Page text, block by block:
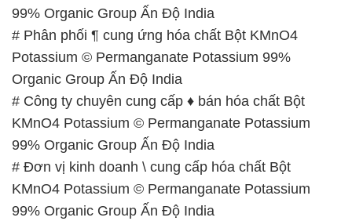
99% Organic Group Ấn Độ India
# Phân phối ¶ cung ứng hóa chất Bột KMnO4
Potassium © Permanganate Potassium 99%
Organic Group Ấn Độ India
# Công ty chuyên cung cấp ♦ bán hóa chất Bột
KMnO4 Potassium © Permanganate Potassium
99% Organic Group Ấn Độ India
# Đơn vị kinh doanh \ cung cấp hóa chất Bột
KMnO4 Potassium © Permanganate Potassium
99% Organic Group Ấn Độ India